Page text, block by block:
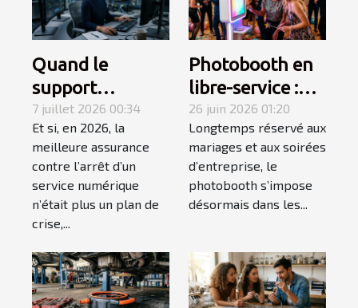
Quand le
support
technique
devient le
maillon fort du
monitoring
proactif
7 juillet 2026 00:34
Et si, en 2026, la
meilleure assurance
contre l’arrêt d’un
service numérique
n’était plus un plan de
crise,...
Photobooth en
libre-service :
une tendance
qui
révolutionne les
événements
privés
26 juin 2026 01:20
Longtemps réservé aux
mariages et aux soirées
d’entreprise, le
photobooth s’impose
désormais dans les...